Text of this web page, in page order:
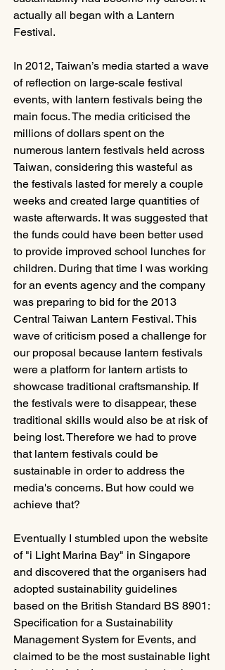
actually all began with a Lantern
Festival.
In 2012, Taiwan’s media started a wave
of reflection on large-scale festival
events, with lantern festivals being the
main focus. The media criticised the
millions of dollars spent on the
numerous lantern festivals held across
Taiwan, considering this wasteful as
the festivals lasted for merely a couple
weeks and created large quantities of
waste afterwards. It was suggested that
the funds could have been better used
to provide improved school lunches for
children. During that time I was working
for an events agency and the company
was preparing to bid for the 2013
Central Taiwan Lantern Festival. This
wave of criticism posed a challenge for
our proposal because lantern festivals
were a platform for lantern artists to
showcase traditional craftsmanship. If
the festivals were to disappear, these
traditional skills would also be at risk of
being lost. Therefore we had to prove
that lantern festivals could be
sustainable in order to address the
media's concerns. But how could we
achieve that?
Eventually I stumbled upon the website
of "i Light Marina Bay" in Singapore
and discovered that the organisers had
adopted sustainability guidelines
based on the British Standard BS 8901:
Specification for a Sustainability
Management System for Events, and
claimed to be the most sustainable light